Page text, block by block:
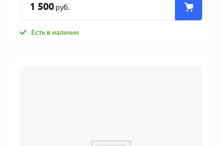
1 500 руб.
Есть в наличии